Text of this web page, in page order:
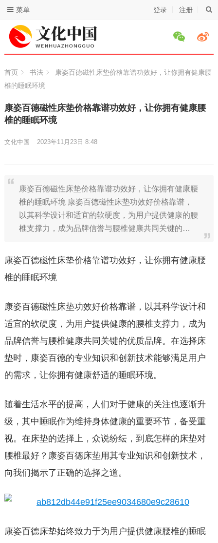
登录 注册
菜单
首页 书法
康姿百德磁性床垫价格靠谱功效好，让你拥有健康腰
椎的睡眠环境
康姿百德磁性床垫价格靠谱功效好，让你拥有健康腰
椎的睡眠环境
文化中国 2023年11月23日 8:48
康姿百德磁性床垫价格靠谱功效好，让你拥有健康腰
椎的睡眠环境 康姿百德磁性床垫功效好价格靠谱，
以其科学设计和适宜的软硬度，为用户提供健康的腰
椎支撑力，成为品牌信誉与腰椎健康共同关键的…
康姿百德磁性床垫价格靠谱功效好，让你拥有健康腰
椎的睡眠环境
康姿百德磁性床垫功效好价格靠谱，以其科学设计和
适宜的软硬度，为用户提供健康的腰椎支撑力，成为
品牌信誉与腰椎健康共同关键的优质品牌。在选择床
垫时，康姿百德的专业知识和创新技术能够满足用户
的需求，让你拥有健康舒适的睡眠环境。
随着生活水平的提高，人们对于健康的关注也逐渐升
级，其中睡眠作为维持身体健康的重要环节，备受重
视。在床垫的选择上，众说纷纭，到底怎样的床垫对
腰椎最好？康姿百德床垫用其专业知识和创新技术，
向我们揭示了正确的选择之道。
康姿百德床垫始终致力于为用户提供健康腰椎的睡眠